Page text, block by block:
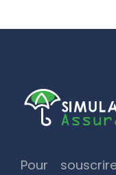
Pour